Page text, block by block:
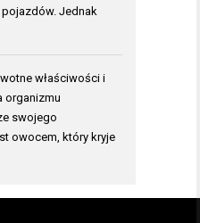
Jednak
właściwości i
organizmu
swojego
owocem, który kryje